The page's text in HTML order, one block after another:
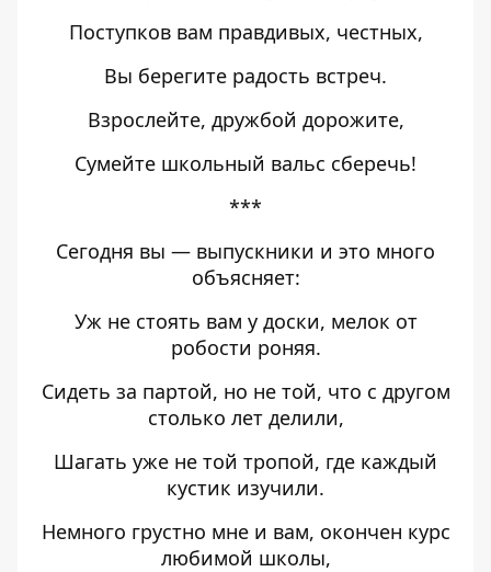
Поступков вам правдивых, честных,
Вы берегите радость встреч.
Взрослейте, дружбой дорожите,
Сумейте школьный вальс сберечь!
***
Сегодня вы — выпускники и это много
объясняет:
Уж не стоять вам у доски, мелок от
робости роняя.
Сидеть за партой, но не той, что с другом
столько лет делили,
Шагать уже не той тропой, где каждый
кустик изучили.
Немного грустно мне и вам, окончен курс
любимой школы,